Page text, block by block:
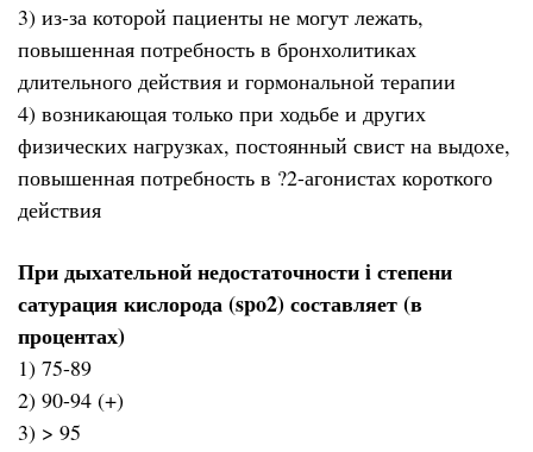
3) из-за которой пациенты не могут лежать,
повышенная потребность в бронхолитиках
длительного действия и гормональной терапии
4) возникающая только при ходьбе и других
физических нагрузках, постоянный свист на выдохе,
повышенная потребность в ?2-агонистах короткого
действия
При дыхательной недостаточности i степени
сатурация кислорода (spo2) составляет (в
процентах)
1) 75-89
2) 90-94 (+)
3) > 95